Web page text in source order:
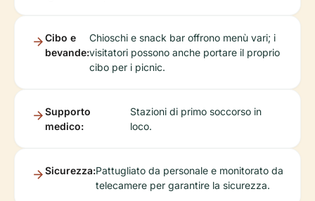
Cibo e
bevande:
Chioschi e snack bar offrono menù vari; i
visitatori possono anche portare il proprio
cibo per i picnic.
Supporto
medico:
Stazioni di primo soccorso in
loco.
Sicurezza:Pattugliato da personale e monitorato da
telecamere per garantire la sicurezza.